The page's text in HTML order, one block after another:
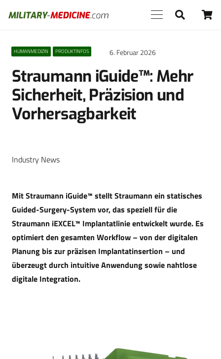
HUMANMEDIZIN PRODUKTINFOS 6. Februar 2026
Straumann iGuide™: Mehr
Sicherheit, Präzision und
Vorhersagbarkeit
Industry News
Mit Straumann iGuide™ stellt Straumann ein statisches
Guided-Surgery-System vor, das speziell für die
Straumann iEXCEL™ Implantatlinie entwickelt wurde. Es
optimiert den gesamten Workflow – von der digitalen
Planung bis zur präzisen Implantatinsertion – und
überzeugt durch intuitive Anwendung sowie nahtlose
digitale Integration.